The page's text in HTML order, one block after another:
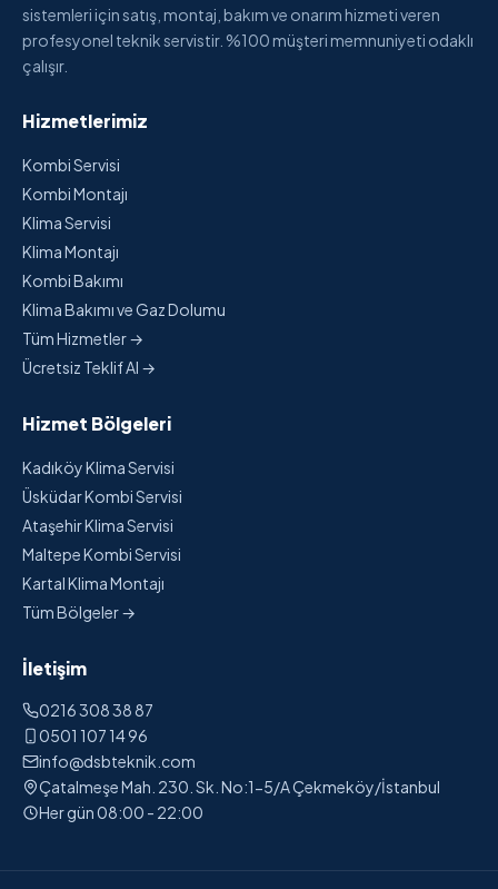
sistemleri için satış, montaj, bakım ve onarım hizmeti veren
profesyonel teknik servistir. %100 müşteri memnuniyeti odaklı
çalışır.
Hizmetlerimiz
Kombi Servisi
Kombi Montajı
Klima Servisi
Klima Montajı
Kombi Bakımı
Klima Bakımı ve Gaz Dolumu
Tüm Hizmetler →
Ücretsiz Teklif Al →
Hizmet Bölgeleri
Kadıköy Klima Servisi
Üsküdar Kombi Servisi
Ataşehir Klima Servisi
Maltepe Kombi Servisi
Kartal Klima Montajı
Tüm Bölgeler →
İletişim
0216 308 38 87
0501 107 14 96
info@dsbteknik.com
Çatalmeşe Mah. 230. Sk. No:1-5/A Çekmeköy/İstanbul
Her gün 08:00 - 22:00